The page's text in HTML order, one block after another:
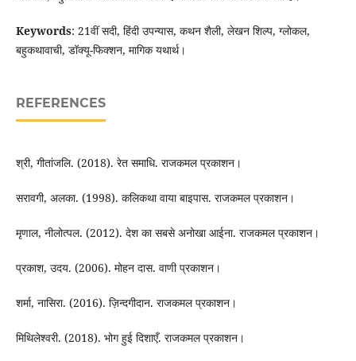
Keywords: 21वीं सदी, हिंदी उपन्यास, कथन शैली, लेखन शिल्प, ग्लोकल,
बहुकथावाची, डॉक्यू-फिक्शन, मागिक यथार्थ।
REFERENCES
श्री, गीतांजलि. (2018). रेत समाधि. राजकमल प्रकाशन।
सरावगी, अलका. (1998). कलिकथा वाया बाइपास. राजकमल प्रकाशन।
मृणाल, नीलोत्पल. (2012). देश का सबसे अनोखा आईना. राजकमल प्रकाशन।
प्रकाश, उदय. (2006). मोहन दास. वाणी प्रकाशन।
शर्मा, नासिरा. (2016). ज़िन्दगीदान. राजकमल प्रकाशन।
मिथिलेश्वरी. (2018). भोग हुई दिशाएँ. राजकमल प्रकाशन।